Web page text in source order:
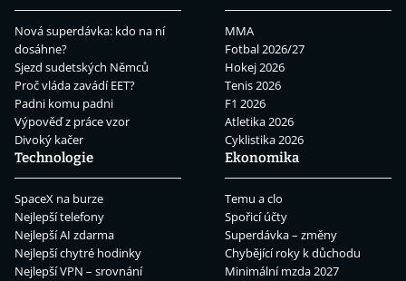
Nová superdávka: kdo na ní
dosáhne?
Sjezd sudetských Němců
Proč vláda zavádí EET?
Padni komu padni
Výpověď z práce vzor
Divoký kačer
MMA
Fotbal 2026/27
Hokej 2026
Tenis 2026
F1 2026
Atletika 2026
Cyklistika 2026
Technologie
SpaceX na burze
Nejlepší telefony
Nejlepší AI zdarma
Nejlepší chytré hodinky
Nejlepší VPN – srovnání
Ekonomika
Temu a clo
Spořicí účty
Superdávka – změny
Chybějící roky k důchodu
Minimální mzda 2027